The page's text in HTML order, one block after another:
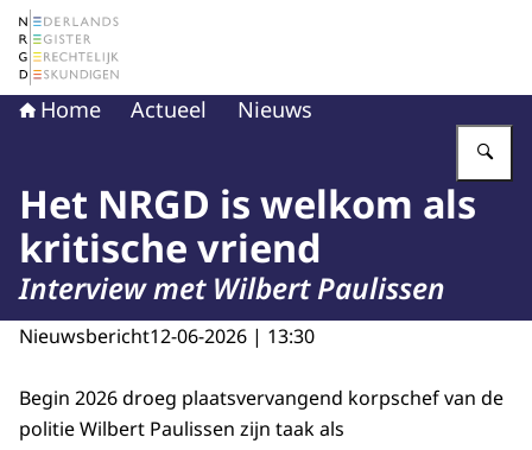
Naar de homepage van Nederlands Register
Home Actueel Nieuws
Het NRGD is welkom als
kritische vriend
Interview met Wilbert Paulissen
Nieuwsbericht12-06-2026 | 13:30
Begin 2026 droeg plaatsvervangend korpschef van de
politie Wilbert Paulissen zijn taak als